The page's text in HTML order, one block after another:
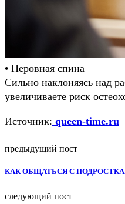
• Неровная спина
Сильно наклоняясь над
увеличиваете риск
Источник: queen-time.ru
предыдущий пост
КАК ОБЩАТЬСЯ С
следующий пост